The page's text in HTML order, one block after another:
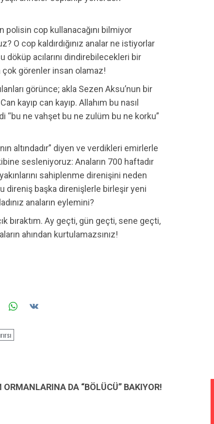
polisin cop kullanacağını bilmiyor
O cop kaldırdığınız analar ne istiyorlar
acılarını dindirebilecekleri bir
çok görenler insan olamaz!
görünce; akla Sezen Aksu’nun bir
kayıp can kayıp. Allahım bu nasıl
“bu ne vahşet bu ne zulüm bu ne korku”
altındadır” diyen ve verdikleri emirlerle
sesleniyoruz: Anaların 700 haftadır
sahiplenme direnişini neden
direniş başka direnişlerle birleşir yeni
anaların eylemini?
bıraktım. Ay geçti, gün geçti, sene geçti,
ahından kurtulamazsınız!
ORMANLARINA DA “BÖLÜCÜ” BAKIYOR!